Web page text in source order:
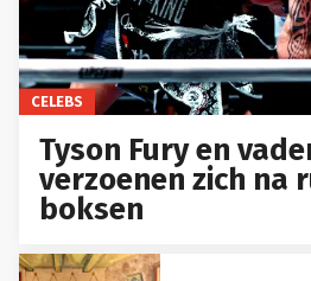
CELEBS
Tyson Fury en
verzoenen zich na
boksen